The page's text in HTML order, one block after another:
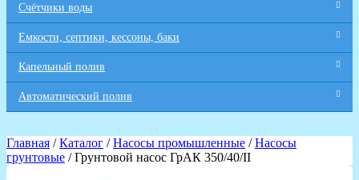
Счётчики воды
Емкости, септики, кессоны, баки
Капельный полив
Автоматический полив
Главная /Каталог /Насосы промышленные /Насосы
грунтовые / Грунтовой насос ГрАК 350/40/II